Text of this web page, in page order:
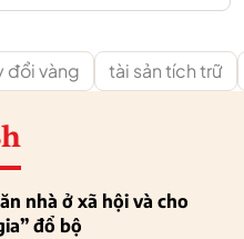
đổi vàng tài sản tích trữ
nhà ở xã hội và cho
đổ bộ